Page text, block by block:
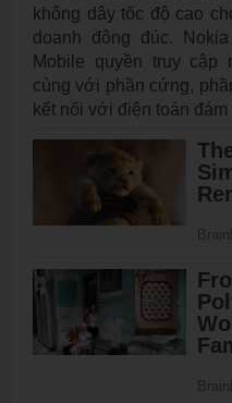
không dây tốc độ cao
doanh đông đúc.
Mobile quyền truy cập
cùng với phần cứng,
kết nối với điện toán đám